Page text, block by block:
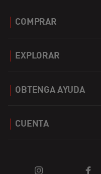
COMPRAR
EXPLORAR
OBTENGA AYUDA
CUENTA